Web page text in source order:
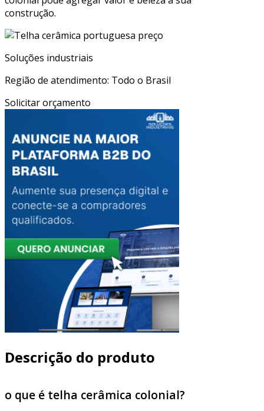
construção.
Soluções industriais
Região de atendimento: Todo o Brasil
Solicitar orçamento
Descrição do produto
o que é telha cerâmica colonial?